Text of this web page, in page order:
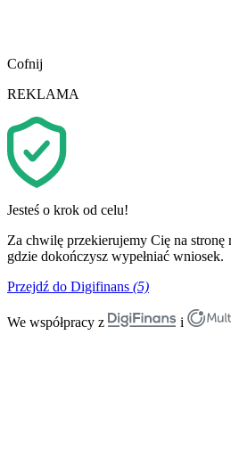
Cofnij
REKLAMA
Jesteś o krok od celu!
Za chwilę przekierujemy Cię na stronę
gdzie dokończysz wypełniać wniosek.
Przejdź do Digifinans (5)
We współpracy z i